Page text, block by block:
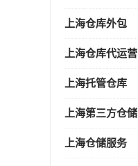
上海仓库外包
上海仓库代运营
上海托管仓库
上海第三方仓储
上海仓储服务